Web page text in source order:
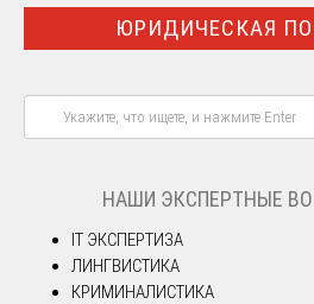
ЮРИДИЧЕСКАЯ
НАШИ ЭКСПЕРТНЫЕ
IT ЭКСПЕРТИЗА
ЛИНГВИСТИКА
КРИМИНАЛИСТИКА